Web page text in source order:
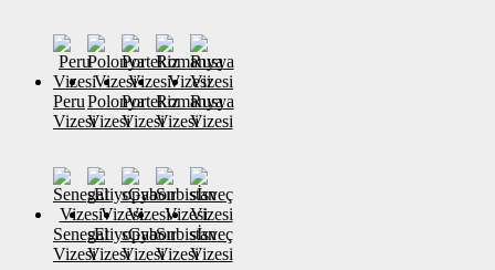
Peru
Vizesi
Polonya
Vizesi
Portekiz
Vizesi
Romanya
Vizesi
Rusya
Vizesi
Senegal
Vizesi
sEtiyopya
Vizesi
sGabon
Vizesi
Sırbistan
Vizesi
sİsveç
Vizesi